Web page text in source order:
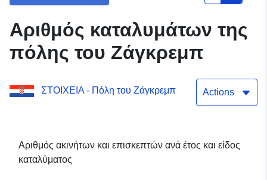
Αριθμός καταλυμάτων της
πόλης του Ζάγκρεμπ
ΣΤΟΙΧΕΙΑ - Πόλη του Ζάγκρεμπ Actions
Αριθμός ακινήτων και επισκεπτών ανά έτος και είδος
καταλύματος